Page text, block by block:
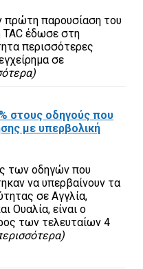
πρώτη παρουσίαση του
TAC έδωσε στη
περισσότερες
σε
στους οδηγούς που
με υπερβολική
των οδηγών που
να υπερβαίνουν τα
σε Αγγλία,
Ουαλία, είναι ο
των τελευταίων 4